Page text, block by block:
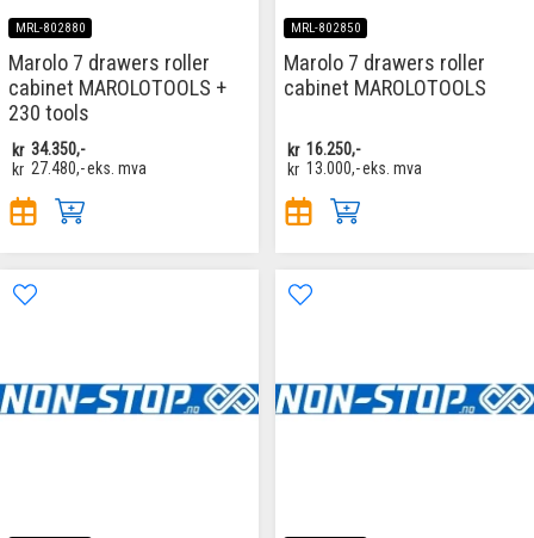
MRL-802880
Marolo 7 drawers roller
cabinet MAROLOTOOLS +
230 tools
kr 34.350,-
kr 27.480,-eks. mva
MRL-802850
Marolo 7 drawers roller
cabinet MAROLOTOOLS
kr 16.250,-
kr 13.000,-eks. mva